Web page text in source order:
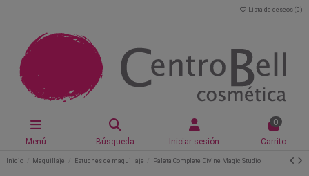
Lista de deseos (0 )
Menú Búsqueda Iniciar sesión
0
Carrito
Inicio Maquillaje Estuches de maquillaje Paleta Complete Divine Magic Studio